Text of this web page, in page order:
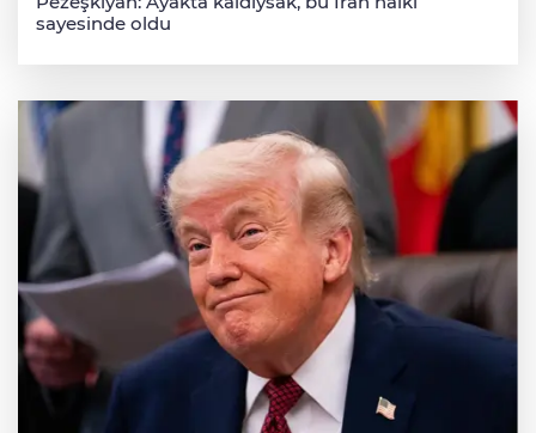
sayesinde oldu